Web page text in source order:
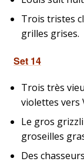
Trois tristes
grilles grises.
Set 14
Trois très
violettes vers
Le gros
groseilles
Des